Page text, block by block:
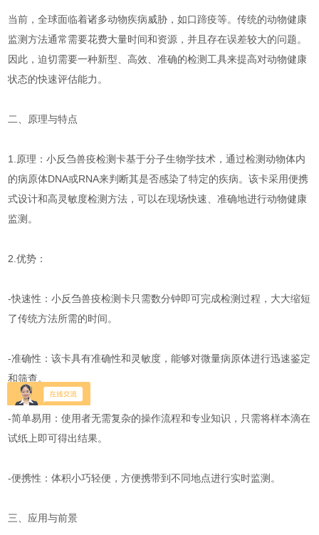
当前，全球面临着诸多动物疾病威胁，如口蹄疫等。传统的动物健康
监测方法通常需要花费大量时间和资源，并且存在误差较大的问题。
因此，迫切需要一种新型、高效、准确的检测工具来提高对动物健康
状态的快速评估能力。
二、原理与特点
1.原理：小反刍兽疫检测卡基于分子生物学技术，通过检测动物体内
的病原体DNA或RNA来判断其是否感染了特定的疾病。该卡采用便携
式设计和高灵敏度检测方法，可以在现场快速、准确地进行动物健康
监测。
2.优势：
-快速性：小反刍兽疫检测卡只需数分钟即可完成检测过程，大大缩短
了传统方法所需的时间。
-准确性：该卡具有准确性和灵敏度，能够对微量病原体进行迅速鉴定
和筛查。
-简单易用：使用者无需复杂的操作流程和专业知识，只需将样本滴在
试纸上即可得出结果。
-便携性：体积小巧轻便，方便携带到不同地点进行实时监测。
三、应用与前景